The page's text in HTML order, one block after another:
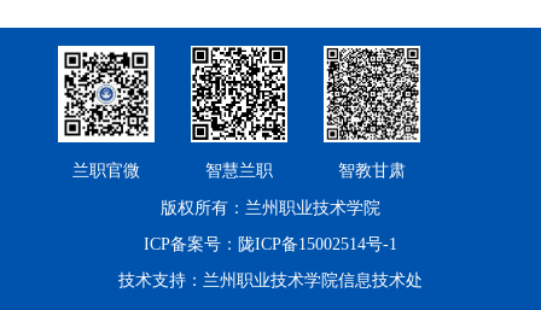
兰职官微 智慧兰职 智教甘肃
版权所有：兰州职业技术学院
ICP备案号：陇ICP备15002514号-1
技术支持：兰州职业技术学院信息技术处